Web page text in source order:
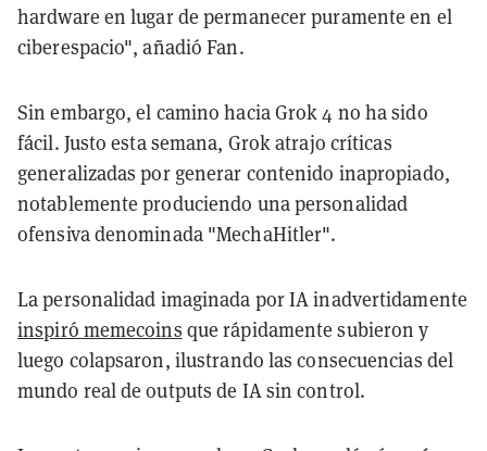
hardware en lugar de permanecer puramente en el
ciberespacio", añadió Fan.
Sin embargo, el camino hacia Grok 4 no ha sido
fácil. Justo esta semana, Grok atrajo críticas
generalizadas por generar contenido inapropiado,
notablemente produciendo una personalidad
ofensiva denominada "MechaHitler".
La personalidad imaginada por IA inadvertidamente
inspiró memecoins que rápidamente subieron y
luego colapsaron, ilustrando las consecuencias del
mundo real de outputs de IA sin control.